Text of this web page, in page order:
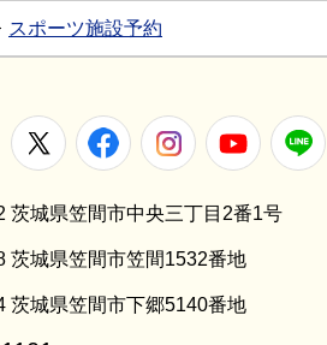
スポーツ施設予約
笠間市役所
X FacebookInstagramYoutube
茨城県笠間市中央三丁目2番1号
茨城県笠間市笠間1532番地
茨城県笠間市下郷5140番地